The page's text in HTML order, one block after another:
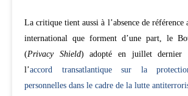
La critique tient aussi à l’absence de référence
international que forment d’une part, le
(Privacy Shield) adopté en juillet dernier
l’accord transatlantique sur la
personnelles dans le cadre de la lutte